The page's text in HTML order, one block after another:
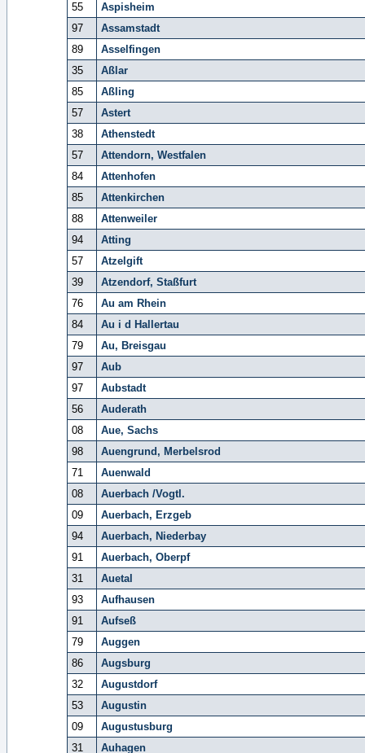
55
Aspisheim
97
Assamstadt
89
Asselfingen
35
Aßlar
85
Aßling
57
Astert
38
Athenstedt
57
Attendorn, Westfalen
84
Attenhofen
85
Attenkirchen
88
Attenweiler
94
Atting
57
Atzelgift
39
Atzendorf, Staßfurt
76
Au am Rhein
84
Au i d Hallertau
79
Au, Breisgau
97
Aub
97
Aubstadt
56
Auderath
08
Aue, Sachs
98
Auengrund, Merbelsrod
71
Auenwald
08
Auerbach /Vogtl.
09
Auerbach, Erzgeb
94
Auerbach, Niederbay
91
Auerbach, Oberpf
31
Auetal
93
Aufhausen
91
Aufseß
79
Auggen
86
Augsburg
32
Augustdorf
53
Augustin
09
Augustusburg
31
Auhagen